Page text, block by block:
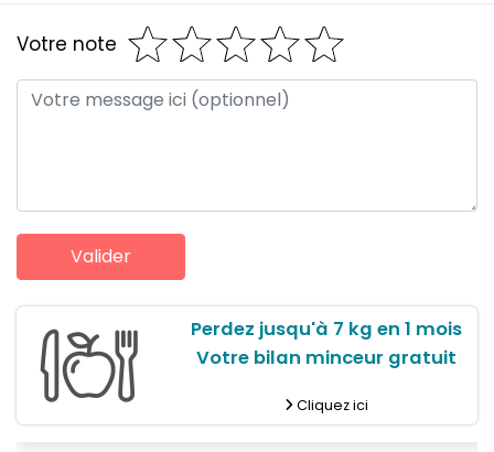
Votre note
Perdez jusqu'à 7 kg en 1 mois
Votre bilan minceur gratuit
Cliquez ici